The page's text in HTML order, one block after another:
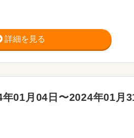
詳細を見る
01月04日〜2024年01月